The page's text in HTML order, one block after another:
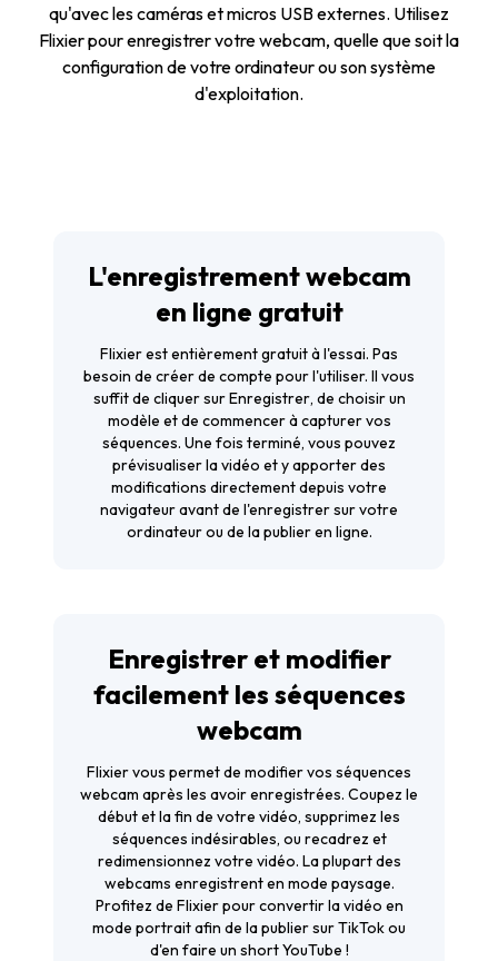
qu'avec les caméras et micros USB externes. Utilisez
Flixier pour enregistrer votre webcam, quelle que soit la
configuration de votre ordinateur ou son système
d'exploitation.
L'enregistrement webcam
en ligne gratuit
Flixier est entièrement gratuit à l'essai. Pas
besoin de créer de compte pour l'utiliser. Il vous
suffit de cliquer surEnregistrer, de choisir un
modèle et de commencer à capturer vos
séquences. Une fois terminé, vous pouvez
prévisualiser la vidéo et y apporter des
modifications directement depuis votre
navigateur avant de l'enregistrer sur votre
ordinateur ou de la publier en ligne.
Enregistrer et modifier
facilement les séquences
webcam
Flixier vous permet de modifier vos séquences
webcam après les avoir enregistrées. Coupez le
début et la fin de votre vidéo, supprimez les
séquences indésirables, ou recadrez et
redimensionnez votre vidéo. La plupart des
webcams enregistrent en mode paysage.
Profitez de Flixier pour convertir la vidéo en
mode portrait afin de la publier sur TikTok ou
d'en faire un short YouTube !